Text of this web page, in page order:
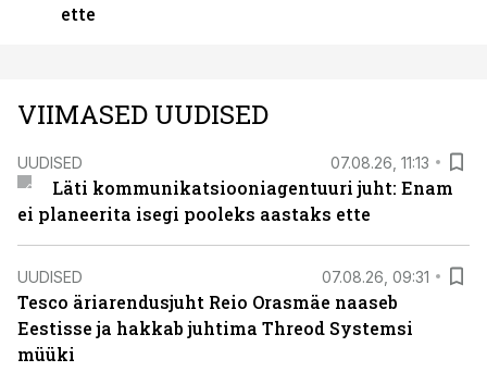
ette
VIIMASED UUDISED
UUDISED 07.08.26, 11:13
Läti kommunikatsiooniagentuuri juht: Enam
ei planeerita isegi pooleks aastaks ette
UUDISED 07.08.26, 09:31
Tesco äriarendusjuht Reio Orasmäe naaseb
Eestisse ja hakkab juhtima Threod Systemsi
müüki